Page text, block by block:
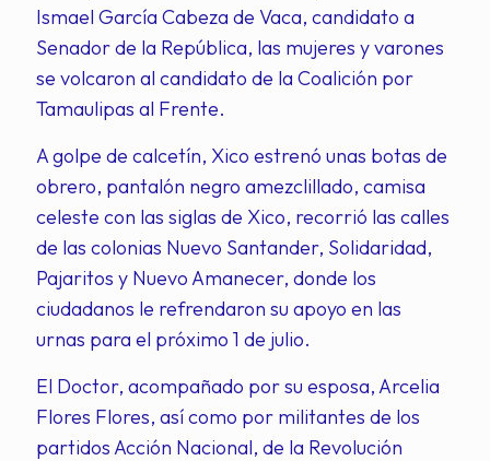
Ismael García Cabeza de Vaca, candidato a
Senador de la República, las mujeres y varones
se volcaron al candidato de la Coalición por
Tamaulipas al Frente.
A golpe de calcetín, Xico estrenó unas botas de
obrero, pantalón negro amezclillado, camisa
celeste con las siglas de Xico, recorrió las calles
de las colonias Nuevo Santander, Solidaridad,
Pajaritos y Nuevo Amanecer, donde los
ciudadanos le refrendaron su apoyo en las
urnas para el próximo 1 de julio.
El Doctor, acompañado por su esposa, Arcelia
Flores Flores, así como por militantes de los
partidos Acción Nacional, de la Revolución